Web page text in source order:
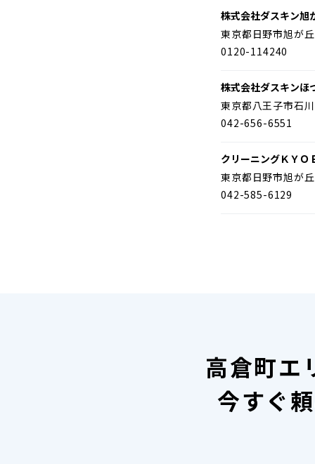
株式会社ダスキン旭
東京都日野市旭が
0120-114240
株式会社ダスキン
東京都八王子市石
042-656-6551
クリーニングＫＹ
東京都日野市旭が
042-585-6129
高倉町エ
今すぐ